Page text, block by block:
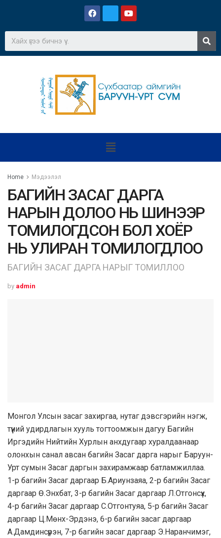
Home Мэдээлэл
БАГИЙН ЗАСАГ ДАРГА
НАРЫН ДОЛОО НЬ ШИНЭЭР
ТОМИЛОГДСОН БОЛ ХОЁР
НЬ УЛИРАН ТОМИЛОГДЛОО
БАГИЙН ЗАСАГ ДАРГА НАРЫГ ТОМИЛЛОО
by admin
Монгол Улсын засаг захиргаа, нутаг дэвсгэрийн нэгж,
түүний удирдлагын хууль тогтоомжын дагуу Багийн
Иргэдийн Нийтийн Хурлын анхдугаар хуралдаанаар
олонхын санал авсан багийн Засаг дарга нарыг Баруун-
Урт сумын Засаг даргын захирамжаар батламжиллаа.
1-р багийн Засаг даргаар Б.Ариунзаяа, 2-р багийн Засаг
даргаар Ө.Энхбат, 3-р багийн Засаг даргаар Л.Отгонсүх,
4-р багийн Засаг даргаар С.Отгонтуяа, 5-р багийн Засаг
даргаар Ц.Мөнх-Эрдэнэ, 6-р багийн засаг даргаар
А.Дамдинсүрэн, 7-р багийн засаг даргаар Э.Наранчимэг,